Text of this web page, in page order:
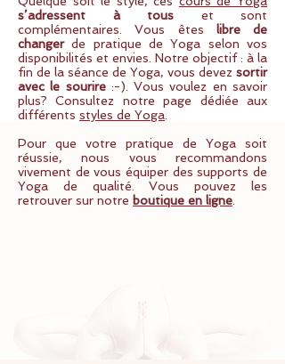
s’adressent à tous et sont
complémentaires. Vous êtes libre de
changerde pratique de Yoga selon vos
disponibilités et envies. Notre objectif : à la
fin de la séance de Yoga, vous devez sortir
avec le sourire:-). Vous voulez en savoir
plus? Consultez notre page dédiée aux
différents styles de Yoga
Pour que votre pratique de Yoga soit
réussie, nous vous recommandons
vivement de vous équiper des supports de
Yoga de qualité. Vous pouvez les
retrouver sur notre boutique en ligne